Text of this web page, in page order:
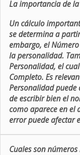
La importancia de
Un cálculo
se determina a
embargo, el
la personalidad.
Personalidad, el
Completo. Es
Personalidad puede
de escribir bien el
como aparece en el
error puede afectar
Cuales son